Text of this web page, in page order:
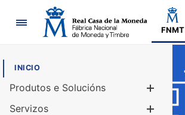
Navegación
FNMT
INICIO
Produtos e Solucións
Servizos